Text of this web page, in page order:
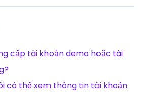
cấp tài khoản demo hoặc tài
có thể xem thông tin tài khoản